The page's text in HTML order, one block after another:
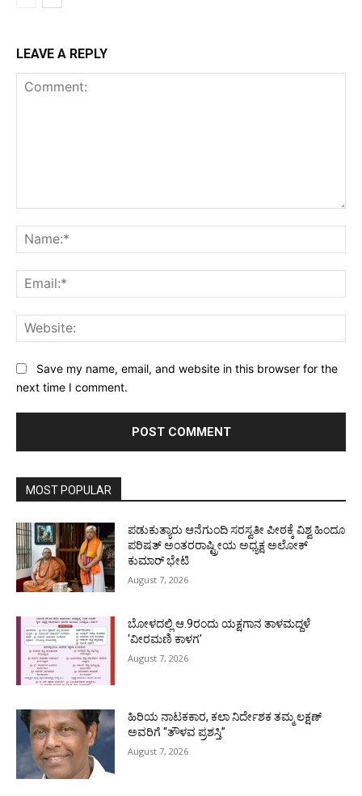
LEAVE A REPLY
Save my name, email, and website in this browser for the
next time I comment.
MOST POPULAR
ಪಡುಕುತ್ಯಾರು ಆನೆಗುಂದಿ ಸರಸ್ವತೀ ಪೀಠಕ್ಕೆ ವಿಶ್ವ ಹಿಂದೂ
ಪರಿಷತ್ ಅಂತರರಾಷ್ಟ್ರೀಯ ಅಧ್ಯಕ್ಷ ಅಲೋಕ್
ಕುಮಾರ್ ಭೇಟಿ
August 7, 2026
ಬೋಳದಲ್ಲಿ ಆ.9ರಂದು ಯಕ್ಷಗಾನ ತಾಳಮದ್ದಳೆ
‘ವೀರಮಣಿ ಕಾಳಗ’
August 7, 2026
ಹಿರಿಯ ನಾಟಕಕಾರ, ಕಲಾ ನಿರ್ದೇಶಕ ತಮ್ಮ ಲಕ್ಷಣ್
ಅವರಿಗೆ “ತೌಳವ ಪ್ರಶಸ್ತಿ”
August 7, 2026